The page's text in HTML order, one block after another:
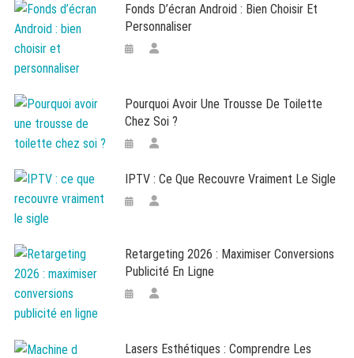
Fonds D’écran Android : Bien Choisir Et
Personnaliser
Pourquoi Avoir Une Trousse De Toilette
Chez Soi ?
IPTV : Ce Que Recouvre Vraiment Le Sigle
Retargeting 2026 : Maximiser Conversions
Publicité En Ligne
Lasers Esthétiques : Comprendre Les